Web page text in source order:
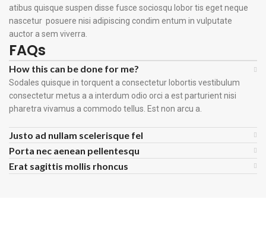
atibus quisque suspen disse fusce sociosqu lobor tis eget neque
nascetur posuere nisi adipiscing condim entum in vulputate
auctor a sem viverra.
FAQs
How this can be done for me?
Sodales quisque in torquent a consectetur lobortis vestibulum
consectetur metus a a interdum odio orci a est parturient nisi
pharetra vivamus a commodo tellus. Est non arcu a.
Justo ad nullam scelerisque fel
Porta nec aenean pellentesqu
Erat sagittis mollis rhoncus